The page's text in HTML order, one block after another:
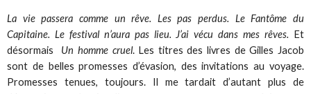
La vie passera comme un rêve. Les pas perdus. Le Fantôme du
Capitaine. Le festival n’aura pas lieu. J’ai vécu dans mes rêves. Et
désormais Un homme cruel. Les titres des livres de Gilles Jacob
sont de belles promesses d’évasion, des invitations au voyage.
Promesses tenues, toujours. Il me tardait d’autant plus de